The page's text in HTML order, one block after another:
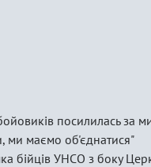
посилилась за
ми маємо об'єднатися"
бійців УНСО з боку